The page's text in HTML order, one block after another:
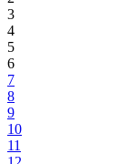
3
4
5
6
7
8
9
10
11